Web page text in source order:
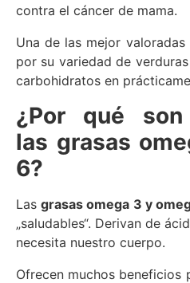
contra el cáncer de mama.
Una de las mejor
por su variedad de
carbohidratos en
¿Por qué son
las grasas
6?
Lasgrasas omega 3 y
„saludables“. Derivan de
necesita nuestro cuerpo.
Ofrecen muchos beneficios